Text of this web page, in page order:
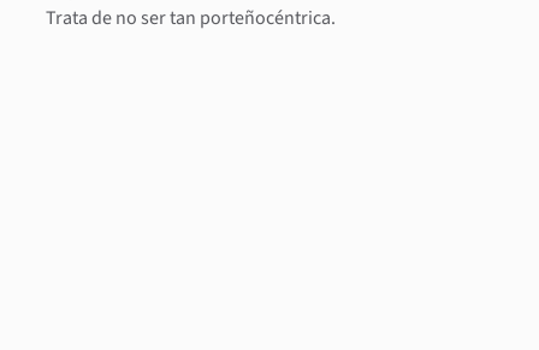
Trata de no ser tan porteñocéntrica.